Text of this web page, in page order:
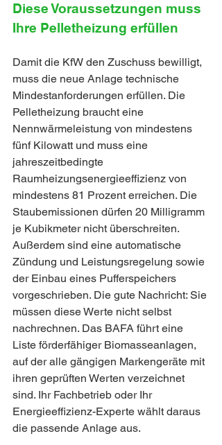
Diese Voraussetzungen muss
Ihre Pelletheizung erfüllen
Damit die KfW den Zuschuss bewilligt,
muss die neue Anlage technische
Mindestanforderungen erfüllen. Die
Pelletheizung braucht eine
Nennwärmeleistung von mindestens
fünf Kilowatt und muss eine
jahreszeitbedingte
Raumheizungsenergieeffizienz von
mindestens 81 Prozent erreichen. Die
Staubemissionen dürfen 20 Milligramm
je Kubikmeter nicht überschreiten.
Außerdem sind eine automatische
Zündung und Leistungsregelung sowie
der Einbau eines Pufferspeichers
vorgeschrieben. Die gute Nachricht: Sie
müssen diese Werte nicht selbst
nachrechnen. Das BAFA führt eine
Liste förderfähiger Biomasseanlagen,
auf der alle gängigen Markengeräte mit
ihren geprüften Werten verzeichnet
sind. Ihr Fachbetrieb oder Ihr
Energieeffizienz-Experte wählt daraus
die passende Anlage aus.